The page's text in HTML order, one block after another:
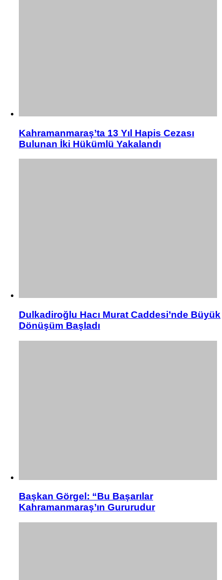
Kahramanmaraş’ta 13 Yıl Hapis Cezası
Bulunan İki Hükümlü Yakalandı
Dulkadiroğlu Hacı Murat Caddesi’nde Büyük
Dönüşüm Başladı
Başkan Görgel: “Bu Başarılar
Kahramanmaraş’ın Gururudur